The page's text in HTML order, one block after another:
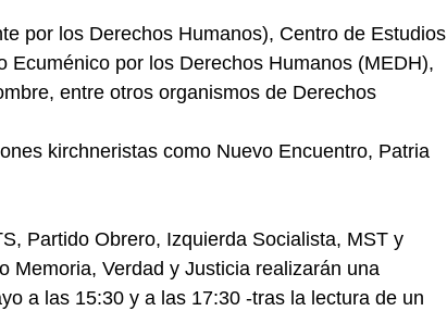
por los Derechos Humanos), Centro de Estudios
Ecuménico por los Derechos Humanos (MEDH),
entre otros organismos de Derechos
kirchneristas como Nuevo Encuentro, Patria
Partido Obrero, Izquierda Socialista, MST y
Memoria, Verdad y Justicia realizarán una
a las 15:30 y a las 17:30 -tras la lectura de un